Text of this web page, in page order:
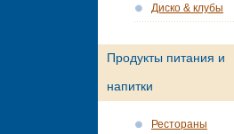
Диско & клубы
Продукты питания и
напитки
Рестораны